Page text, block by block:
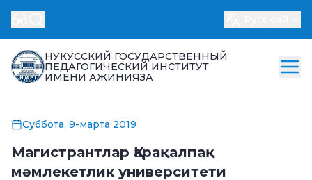
НУКУССКИЙ ГОСУДАРСТВЕННЫЙ
ПЕДАГОГИЧЕСКИЙ ИНСТИТУТ
ИМЕНИ АЖИНИЯЗА
Суббота, 9-марта 2019
Магистрантлар Қарақалпақ
мәмлекетлик университети